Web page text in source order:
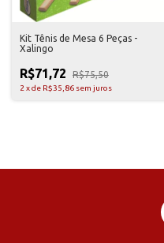
Kit Tênis de Mesa 6 Peças -
Xalingo
R$71,72 R$75,50
2 xde R$35,86 sem juros